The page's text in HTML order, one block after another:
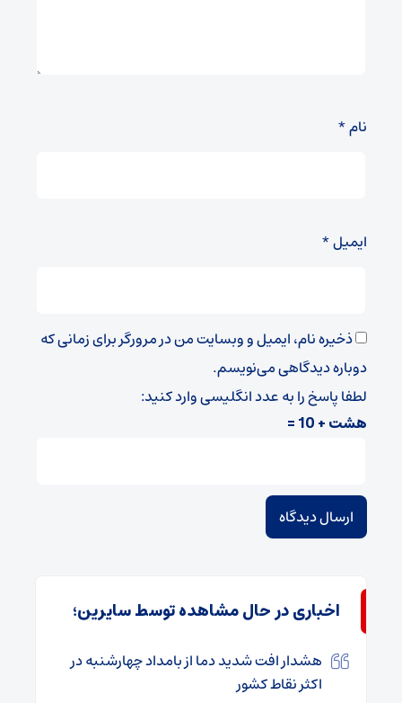
نام*
ایمیل*
ذخیره نام، ایمیل و وبسایت من در مرورگر برای زمانی که
دوباره دیدگاهی می‌نویسم.
لطفا پاسخ را به عدد انگلیسی وارد کنید:
هشت + 10 =
اخباری در حال مشاهده توسط سایرین؛
هشدار افت شدید دما از بامداد چهارشنبه در
اکثر نقاط کشور